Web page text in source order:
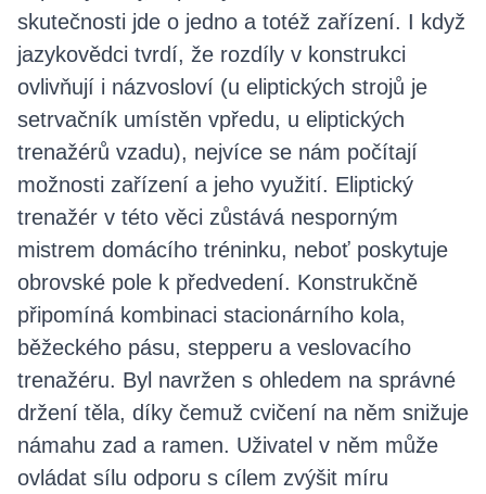
skutečnosti jde o jedno a totéž zařízení. I když
jazykovědci tvrdí, že rozdíly v konstrukci
ovlivňují i názvosloví (u eliptických strojů je
setrvačník umístěn vpředu, u eliptických
trenažérů vzadu), nejvíce se nám počítají
možnosti zařízení a jeho využití. Eliptický
trenažér v této věci zůstává nesporným
mistrem domácího tréninku, neboť poskytuje
obrovské pole k předvedení. Konstrukčně
připomíná kombinaci stacionárního kola,
běžeckého pásu, stepperu a veslovacího
trenažéru. Byl navržen s ohledem na správné
držení těla, díky čemuž cvičení na něm snižuje
námahu zad a ramen. Uživatel v něm může
ovládat sílu odporu s cílem zvýšit míru